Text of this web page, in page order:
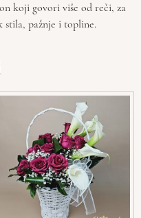
koji govori više od reči, za
stila, pažnje i topline.